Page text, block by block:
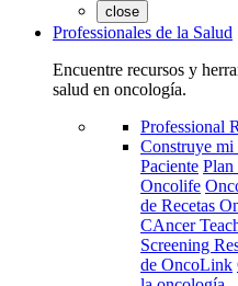
close
Professionales de la Salud
Encuentre recursos y
salud en oncología.
Professional
Construye mi
Paciente Plan
Oncolife
de Recetas
CAncer
Screening
de OncoLink